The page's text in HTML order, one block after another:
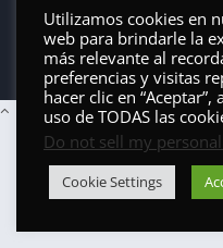
Utilizamos cookies en
web para brindarle la
más relevante al
preferencias y visitas
hacer clic en “Aceptar”,
uso de TODAS las
Do not sell my
Cookie Settings